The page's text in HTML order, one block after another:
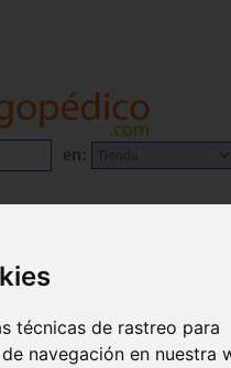
técnicas de rastreo para
navegación en nuestra
en: